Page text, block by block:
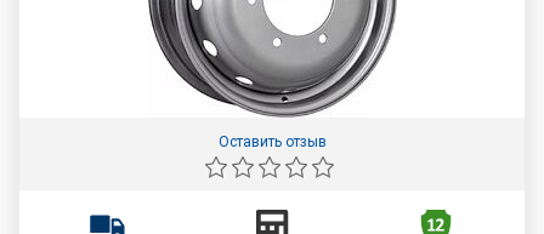
Оставить отзыв